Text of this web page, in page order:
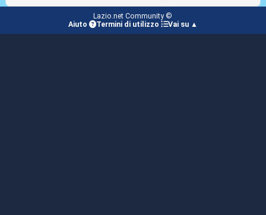
Lazio.net Community ©
Aiuto
Termini di utilizzo Vai su ▲